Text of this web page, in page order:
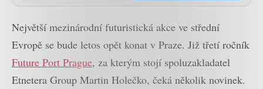
Největší mezinárodní futuristická akce ve střední
Evropě se bude letos opět konat v Praze. Již třetí ročník
Future Port Prague, za kterým stojí spoluzakladatel
Etnetera Group Martin Holečko, čeká několik novinek.